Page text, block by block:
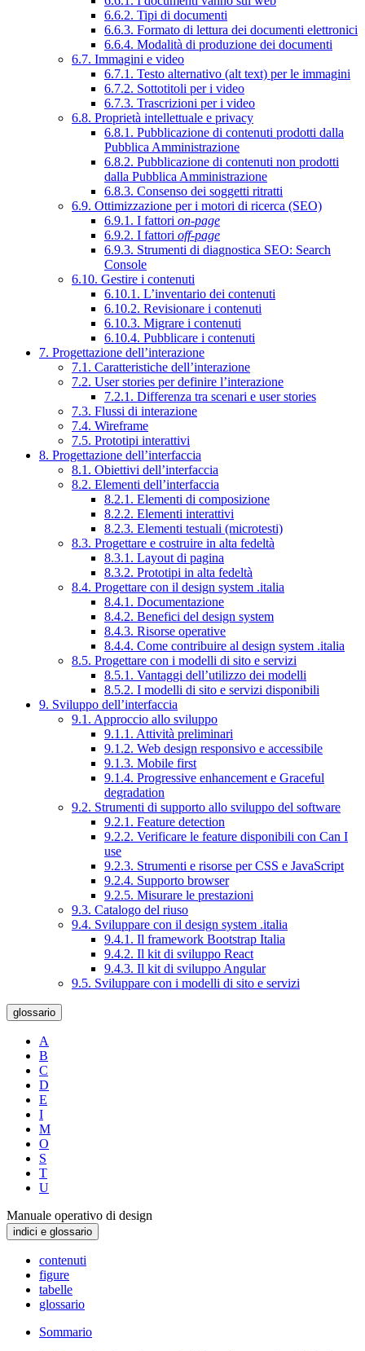
6.6.2. Tipi di documenti
6.6.3. Formato di lettura dei documenti elettronici
6.6.4. Modalità di produzione dei documenti
6.7. Immagini e video
6.7.1. Testo alternativo (alt text) per le immagini
6.7.2. Sottotitoli per i video
6.7.3. Trascrizioni per i video
6.8. Proprietà intellettuale e privacy
6.8.1. Pubblicazione di contenuti prodotti dalla
Pubblica Amministrazione
6.8.2. Pubblicazione di contenuti non prodotti
dalla Pubblica Amministrazione
6.8.3. Consenso dei soggetti ritratti
6.9. Ottimizzazione per i motori di ricerca (SEO)
6.9.1. I fattori on-page
6.9.2. I fattori off-page
6.9.3. Strumenti di diagnostica SEO: Search
Console
6.10. Gestire i contenuti
6.10.1. L’inventario dei contenuti
6.10.2. Revisionare i contenuti
6.10.3. Migrare i contenuti
6.10.4. Pubblicare i contenuti
7. Progettazione dell’interazione
7.1. Caratteristiche dell’interazione
7.2. User stories per definire l’interazione
7.2.1. Differenza tra scenari e user stories
7.3. Flussi di interazione
7.4. Wireframe
7.5. Prototipi interattivi
8. Progettazione dell’interfaccia
8.1. Obiettivi dell’interfaccia
8.2. Elementi dell’interfaccia
8.2.1. Elementi di composizione
8.2.2. Elementi interattivi
8.2.3. Elementi testuali (microtesti)
8.3. Progettare e costruire in alta fedeltà
8.3.1. Layout di pagina
8.3.2. Prototipi in alta fedeltà
8.4. Progettare con il design system .italia
8.4.1. Documentazione
8.4.2. Benefici del design system
8.4.3. Risorse operative
8.4.4. Come contribuire al design system .italia
8.5. Progettare con i modelli di sito e servizi
8.5.1. Vantaggi dell’utilizzo dei modelli
8.5.2. I modelli di sito e servizi disponibili
9. Sviluppo dell’interfaccia
9.1. Approccio allo sviluppo
9.1.1. Attività preliminari
9.1.2. Web design responsivo e accessibile
9.1.3. Mobile first
9.1.4. Progressive enhancement e Graceful
degradation
9.2. Strumenti di supporto allo sviluppo del software
9.2.1. Feature detection
9.2.2. Verificare le feature disponibili con Can I
use
9.2.3. Strumenti e risorse per CSS e JavaScript
9.2.4. Supporto browser
9.2.5. Misurare le prestazioni
9.3. Catalogo del riuso
9.4. Sviluppare con il design system .italia
9.4.1. Il framework Bootstrap Italia
9.4.2. Il kit di sviluppo React
9.4.3. Il kit di sviluppo Angular
9.5. Sviluppare con i modelli di sito e servizi
glossario
A
B
C
D
E
I
M
O
S
T
U
Manuale operativo di design
indici e glossario
contenuti
figure
tabelle
glossario
Sommario